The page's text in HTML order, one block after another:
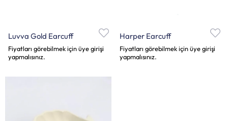
Luvva Gold Earcuff
Fiyatları görebilmek için üye girişi
yapmalısınız.
Harper Earcuff
Fiyatları görebilmek için üye girişi
yapmalısınız.